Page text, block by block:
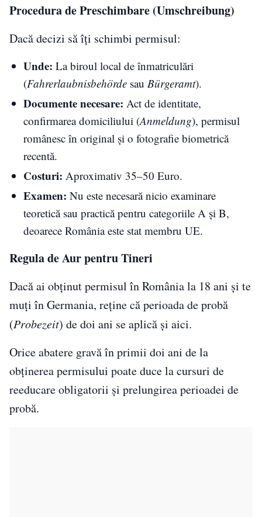
Procedura de Preschimbare (Umschreibung)
Dacă decizi să îți schimbi permisul:
Unde: La biroul local de înmatriculări
(Fahrerlaubnisbehörde sau Bürgeramt).
Documente necesare: Act de identitate,
confirmarea domiciliului (Anmeldung), permisul
românesc în original și o fotografie biometrică
recentă.
Costuri: Aproximativ 35–50 Euro.
Examen: Nu este necesară nicio examinare
teoretică sau practică pentru categoriile A și B,
deoarece România este stat membru UE.
Regula de Aur pentru Tineri
Dacă ai obținut permisul în România la 18 ani și te
muți în Germania, reține că perioada de probă
(Probezeit) de doi ani se aplică și aici.
Orice abatere gravă în primii doi ani de la
obținerea permisului poate duce la cursuri de
reeducare obligatorii și prelungirea perioadei de
probă.